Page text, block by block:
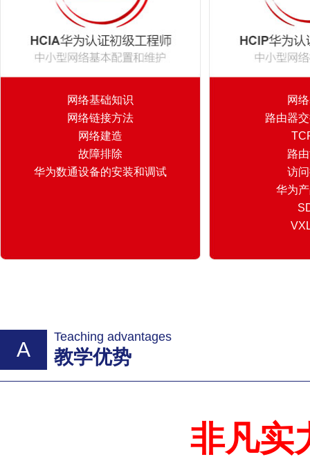
网络基础知识
网络链接方法
网络建造
故障排除
华为数通设备的安装和调试
网
路由器
路
访
华为
A
Teaching advantages
教学优势
非凡实